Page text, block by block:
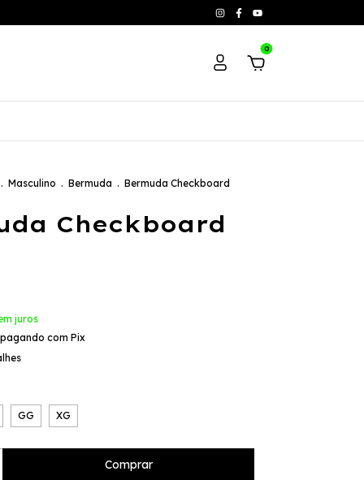
0
. Masculino . Bermuda . Bermuda Checkboard
Checkboard
juros
com Pix
GG XG